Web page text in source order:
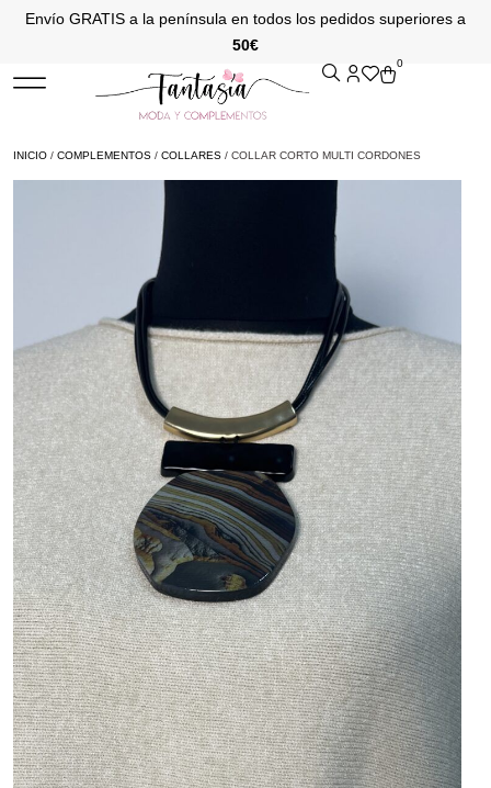
Envío GRATIS a la península en todos los pedidos superiores a
50€
0
INICIO / COMPLEMENTOS / COLLARES / COLLAR CORTO MULTI CORDONES